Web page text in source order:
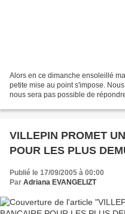
Alors en ce dimanche ensoleillé
petite mise au point s'impose.
nous sera pas possible de
VILLEPIN PROMET
POUR LES PLUS
Publié le 17/09/2005 à 00:00
Par Adriana EVANGELIZT